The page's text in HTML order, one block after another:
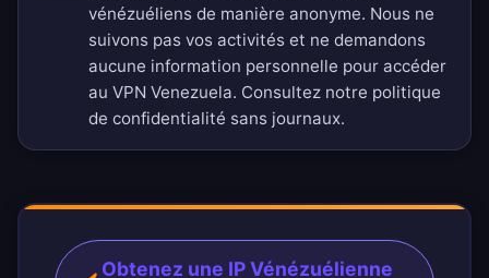
vénézuéliens de manière anonyme. Nous ne
suivons pas vos activités et ne demandons
aucune information personnelle pour accéder
au VPN Venezuela. Consultez notre politique
de confidentialité sans journaux.
Obtenez une IP Vénézuélienne